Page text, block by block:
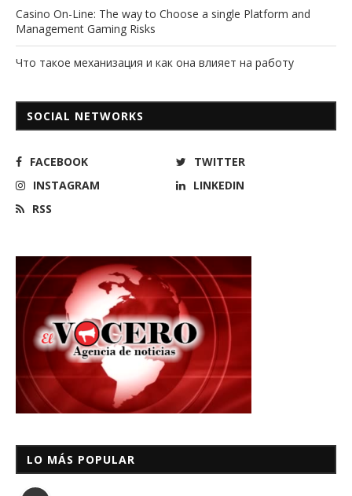
Casino On-Line: The way to Choose a single Platform and
Management Gaming Risks
Что такое механизация и как она влияет на работу
SOCIAL NETWORKS
FACEBOOK
TWITTER
INSTAGRAM
LINKEDIN
RSS
LO MÁS POPULAR